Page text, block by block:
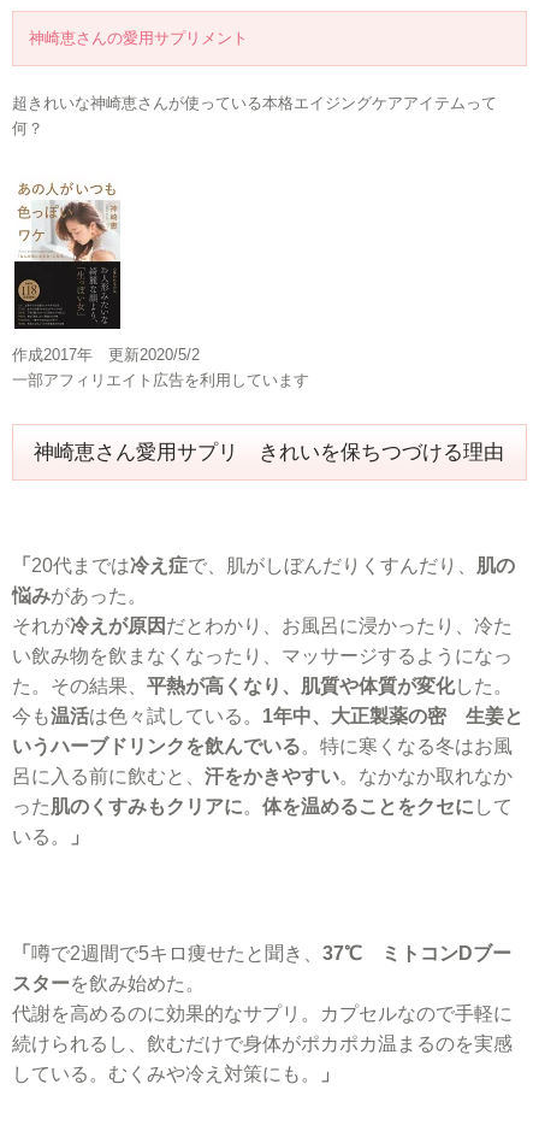
神崎恵さんの愛用サプリメント
超きれいな神崎恵さんが使っている本格エイジングケアアイテムって
何？
作成2017年 更新2020/5/2
一部アフィリエイト広告を利用しています
神崎恵さん愛用サプリ きれいを保ちつづける理由
「 20代までは冷え症で、肌がしぼんだりくすんだり、 肌の
悩みがあった。
それが冷えが原因 だとわかり、お風呂に浸かったり、冷た
い飲み物を飲まなくなったり、マッサージするようになっ
た。その結果、 平熱が高くなり、肌質や体質が変化した。
今も温活は色々試している。 1年中、大正製薬の密 生姜と
いうハーブドリンクを飲んでいる。特に寒くなる冬はお風
呂に入る前に飲むと、 汗をかきやすい。なかなか取れなか
った肌のくすみもクリアに。 体を温めることをクセに して
いる。
」
「 噂で2週間で5キロ痩せたと聞き、 37℃ ミトコンDブー
スターを飲み始めた。
代謝を高めるのに効果的なサプリ。カプセルなので手軽に
続けられるし、飲むだけで身体がポカポカ温まるのを実感
している。むくみや冷え対策にも。
」